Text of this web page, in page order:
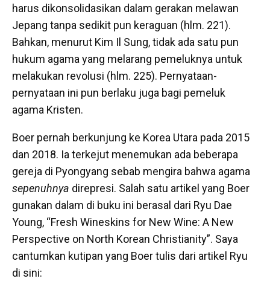
harus dikonsolidasikan dalam gerakan melawan
Jepang tanpa sedikit pun keraguan (hlm. 221).
Bahkan, menurut Kim Il Sung, tidak ada satu pun
hukum agama yang melarang pemeluknya untuk
melakukan revolusi (hlm. 225). Pernyataan-
pernyataan ini pun berlaku juga bagi pemeluk
agama Kristen.
Boer pernah berkunjung ke Korea Utara pada 2015
dan 2018. Ia terkejut menemukan ada beberapa
gereja di Pyongyang sebab mengira bahwa agama
sepenuhnya direpresi. Salah satu artikel yang Boer
gunakan dalam di buku ini berasal dari Ryu Dae
Young, “Fresh Wineskins for New Wine: A New
Perspective on North Korean Christianity”. Saya
cantumkan kutipan yang Boer tulis dari artikel Ryu
di sini: